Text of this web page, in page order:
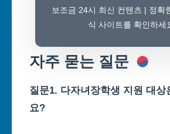
보조금 24시 최신 컨텐츠 | 정확
식 사이트를 확인하세
자주 묻는 질문
질문1. 다자녀장학생 지원 대상
요?